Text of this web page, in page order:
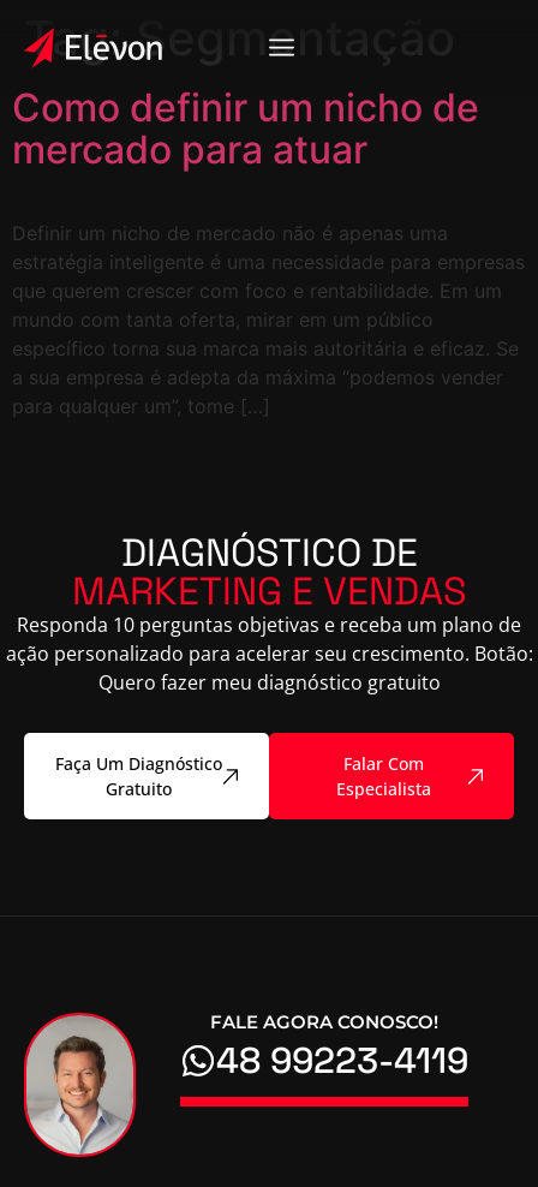
Tag:Segmentação
Como definir um nicho de
mercado para atuar
Definir um nicho de mercado não é apenas uma
estratégia inteligente é uma necessidade para empresas
que querem crescer com foco e rentabilidade. Em um
mundo com tanta oferta, mirar em um público
específico torna sua marca mais autoritária e eficaz. Se
a sua empresa é adepta da máxima “podemos vender
para qualquer um”, tome […]
DIAGNÓSTICO DE
MARKETING E VENDAS
Responda 10 perguntas objetivas e receba um plano de
ação personalizado para acelerar seu crescimento. Botão:
Quero fazer meu diagnóstico gratuito
Faça Um Diagnóstico
Gratuito
Falar Com
Especialista
FALE AGORA CONOSCO!
48 99223-4119